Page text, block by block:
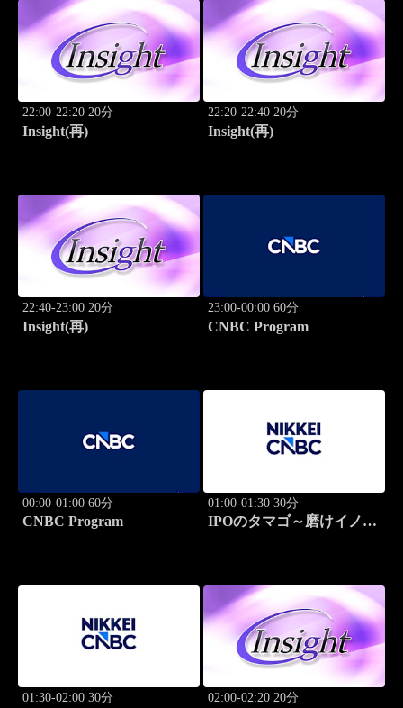
22:00-22:20 20分
Insight(再)
22:20-22:40 20分
Insight(再)
22:40-23:00 20分
Insight(再)
23:00-00:00 60分
CNBC Program
00:00-01:00 60分
CNBC Program
01:00-01:30 30分
IPOのタマゴ～磨けイノベ
01:30-02:00 30分 02:00-02:20 20分